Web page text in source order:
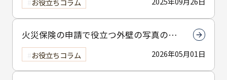
お役立ちコラム
火災保険の申請で役立つ外壁の写真の撮
り方とは？撮影のコツを解説
2026年05月01日
お役立ちコラム